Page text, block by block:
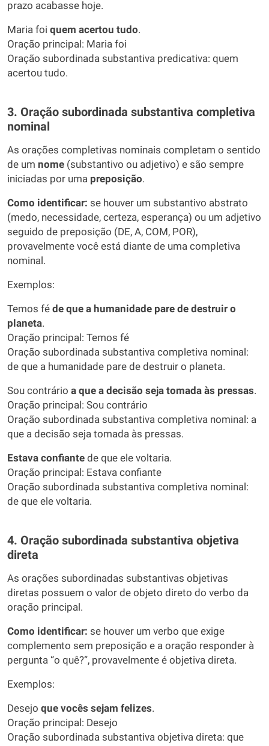
prazo acabasse hoje.
Maria foi quem acertou tudo.
Oração principal: Maria foi
Oração subordinada substantiva predicativa: quem
acertou tudo.
3. Oração subordinada substantiva completiva
nominal
As orações completivas nominais completam o sentido
de um nome (substantivo ou adjetivo) e são sempre
iniciadas por uma preposição.
Como identificar: se houver um substantivo abstrato
(medo, necessidade, certeza, esperança) ou um adjetivo
seguido de preposição (DE, A, COM, POR),
provavelmente você está diante de uma completiva
nominal.
Exemplos:
Temos fé de que a humanidade pare de destruir o
planeta.
Oração principal: Temos fé
Oração subordinada substantiva completiva nominal:
de que a humanidade pare de destruir o planeta.
Sou contrário a que a decisão seja tomada às pressas.
Oração principal: Sou contrário
Oração subordinada substantiva completiva nominal: a
que a decisão seja tomada às pressas.
Estava confiante de que ele voltaria.
Oração principal: Estava confiante
Oração subordinada substantiva completiva nominal:
de que ele voltaria.
4. Oração subordinada substantiva objetiva
direta
As orações subordinadas substantivas objetivas
diretas possuem o valor de objeto direto do verbo da
oração principal.
Como identificar: se houver um verbo que exige
complemento sem preposição e a oração responder à
pergunta “o quê?”, provavelmente é objetiva direta.
Exemplos:
Desejo que vocês sejam felizes.
Oração principal: Desejo
Oração subordinada substantiva objetiva direta: que